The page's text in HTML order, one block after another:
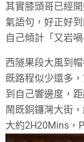
其實膝頭哥已經
氣語句，好正好
自己傾計「又岩
西隧果段大風到
既路程似少還多
到自己響邊度，
鬧既銅鑼灣大街
大約2H20Mins，